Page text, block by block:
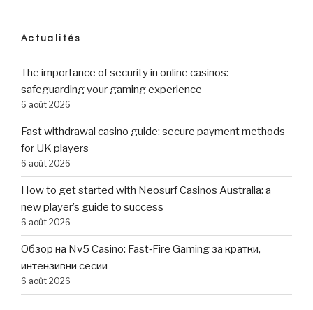
Actualités
The importance of security in online casinos:
safeguarding your gaming experience
6 août 2026
Fast withdrawal casino guide: secure payment methods
for UK players
6 août 2026
How to get started with Neosurf Casinos Australia: a
new player’s guide to success
6 août 2026
Обзор на Nv5 Casino: Fast‑Fire Gaming за кратки,
интензивни сесии
6 août 2026